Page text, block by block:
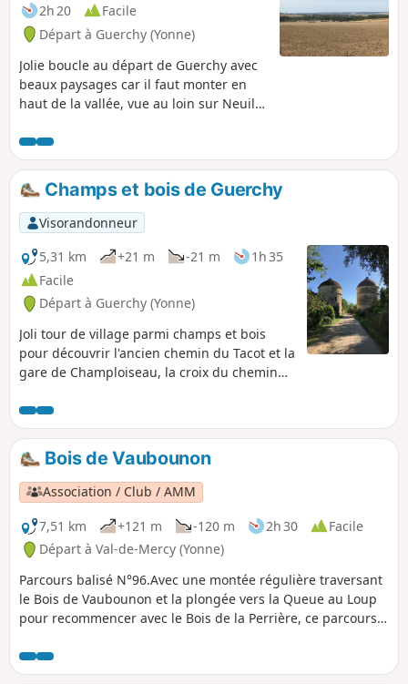
2h 20
Facile
Départ à Guerchy (Yonne)
Jolie boucle au départ de Guerchy avec
beaux paysages car il faut monter en
haut de la vallée, vue au loin sur Neuilly,
Champs et bois de Guerchy
Visorandonneur
5,31 km
+21 m -21 m
1h 35
Facile
Départ à Guerchy (Yonne)
Joli tour de village parmi champs et bois
pour découvrir l'ancien chemin du Tacot et la
gare de Champloiseau, la croix du chemin
l'étang de Guerchy et revient par la route de
Fleury la Vallée. Parcours assez ombragé
pour l'été et très agréable. 27/09/2023
Message de la modération : Itinéraire
modifié pour éviter propriété privée.
Bois de Vaubounon
Association / Club / AMM
7,51 km
+121 m -120 m 2h 30
Facile
Départ à Val-de-Mercy (Yonne)
Parcours balisé N°96.Avec une montée régulière traversant
le Bois de Vaubounon et la plongée vers la Queue au Loup
pour recommencer avec le Bois de la Perrière, ce parcours